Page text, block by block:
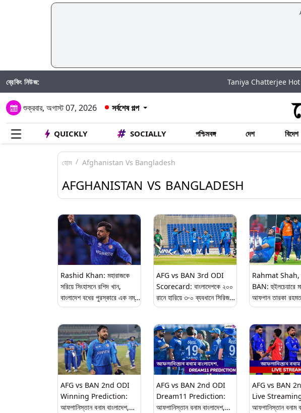
ব্রেকিং নিউজ: Taniya Chatterjee Hot Video:
শুক্রবার, অগাস্ট 07, 2026 সর্বশেষ গল্প
QUICKLY SOCIALLY পশ্চিমবঙ্গ দেশ বিদেশ
হোম Afghanistan Vs Bangladesh
AFGHANISTAN VS BANGLADESH
Rashid Khan: মহারাজকে
সরিয়ে সিংহাসনে রশিদ খান,
বাংলাদেশ বধের পুরস্কারে এক নম্বর
বোলারের স্বীকৃতি
AFG vs BAN 3rd ODI
Scorecard: বাংলাদেশকে ২০০
রানে হারিয়ে ৩-০ ব্যবধানে সিরিজ
জয় আফগানিস্তানের
Rahmat Shah,
BAN: হুইলচেয়ারে
আফগান তারকা
শেষ ওয়ানডে থেকে
AFG vs BAN 2nd ODI
Winning Prediction:
আফগানিস্তান বনাম বাংলাদেশ,
AFG vs BAN 2nd ODI
Dream11 Prediction:
আফগানিস্তান বনাম বাংলাদেশ,
AFG vs BAN
Live
আফগানিস্তান বনাম